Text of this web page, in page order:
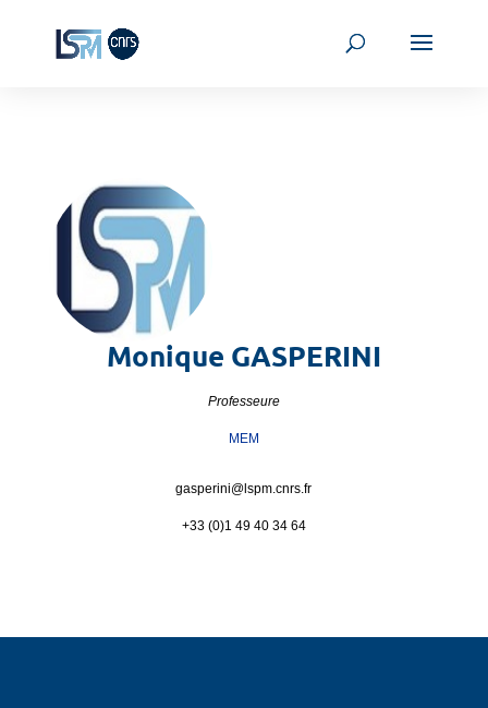
Monique GASPERINI
Professeure
MEM
gasperini@ lspm.cnrs.fr
+33 (0)1 49 40 34 64